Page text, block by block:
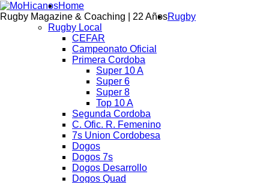
Rugby Magazine & Coaching | 22 Años
Home
Rugby
Rugby Local
CEFAR
Campeonato Oficial
Primera Cordoba
Super 10 A
Super 6
Super 8
Top 10 A
Segunda Cordoba
C. Ofic. R. Femenino
7s Union Cordobesa
Dogos
Dogos 7s
Dogos Desarrollo
Dogos Quad